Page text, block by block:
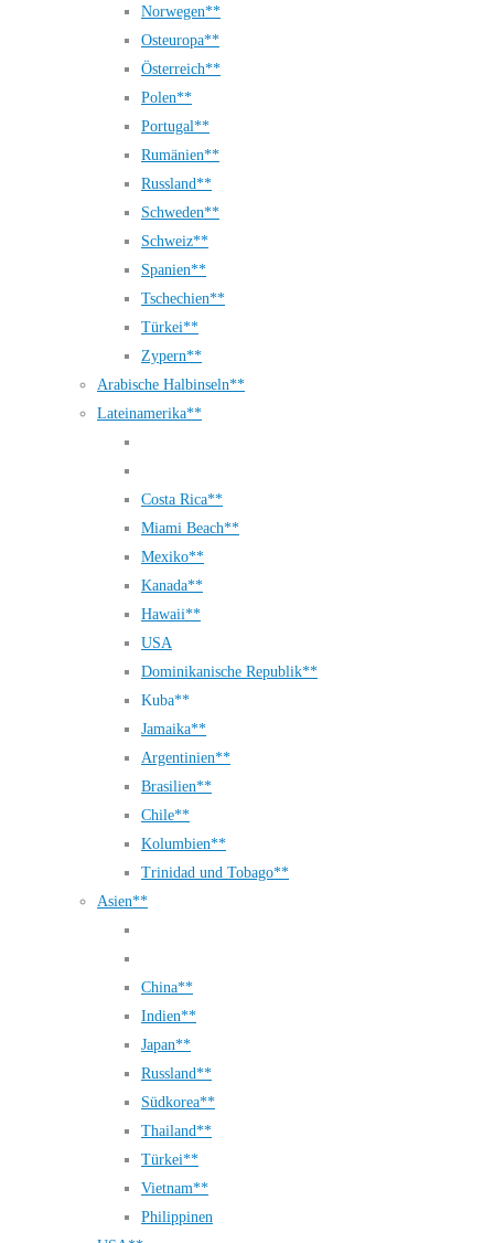
Norwegen**
Osteuropa**
Österreich**
Polen**
Portugal**
Rumänien**
Russland**
Schweden**
Schweiz**
Spanien**
Tschechien**
Türkei**
Zypern**
Arabische Halbinseln**
Lateinamerika**
Costa Rica**
Miami Beach**
Mexiko**
Kanada**
Hawaii**
USA
Dominikanische Republik**
Kuba**
Jamaika**
Argentinien**
Brasilien**
Chile**
Kolumbien**
Trinidad und Tobago**
Asien**
China**
Indien**
Japan**
Russland**
Südkorea**
Thailand**
Türkei**
Vietnam**
Philippinen